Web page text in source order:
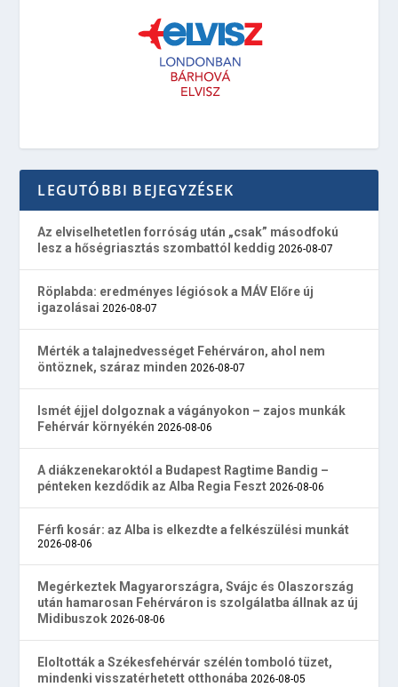
LEGUTÓBBI BEJEGYZÉSEK
Az elviselhetetlen forróság után „csak” másodfokú
lesz a hőségriasztás szombattól keddig 2026-08-07
Röplabda: eredményes légiósok a MÁV Előre új
igazolásai 2026-08-07
Mérték a talajnedvességet Fehérváron, ahol nem
öntöznek, száraz minden 2026-08-07
Ismét éjjel dolgoznak a vágányokon – zajos munkák
Fehérvár környékén 2026-08-06
A diákzenekaroktól a Budapest Ragtime Bandig –
pénteken kezdődik az Alba Regia Feszt 2026-08-06
Férfi kosár: az Alba is elkezdte a felkészülési munkát
2026-08-06
Megérkeztek Magyarországra, Svájc és Olaszország
után hamarosan Fehérváron is szolgálatba állnak az új
Midibuszok 2026-08-06
Eloltották a Székesfehérvár szélén tomboló tüzet,
mindenki visszatérhetett otthonába 2026-08-05